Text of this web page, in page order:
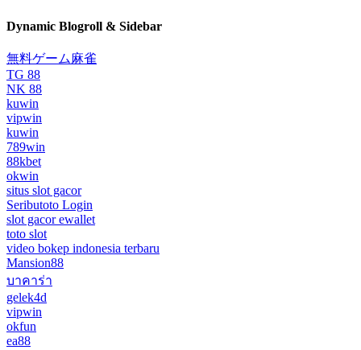
Dynamic Blogroll & Sidebar
無料ゲーム麻雀
TG 88
NK 88
kuwin
vipwin
kuwin
789win
88kbet
okwin
situs slot gacor
Seributoto Login
slot gacor ewallet
toto slot
video bokep indonesia terbaru
Mansion88
บาคาร่า
gelek4d
vipwin
okfun
ea88